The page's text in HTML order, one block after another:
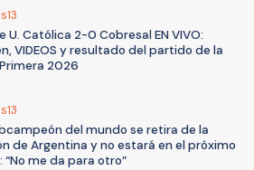
U. Católica 2-0 Cobresal EN VIVO:
VIDEOS y resultado del partido de la
2026
del mundo se retira de la
de Argentina y no estará en el próximo
“No me da para otro”